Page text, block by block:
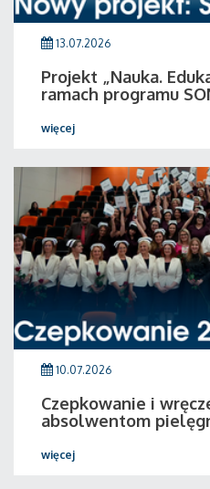
13.07.2026
Projekt „Nauka.
ramach programu
więcej
10.07.2026
Czepkowanie i
absolwentom
więcej